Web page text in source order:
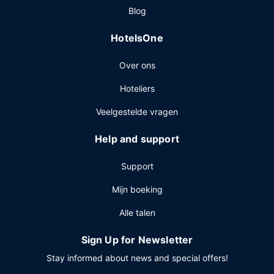
stomerij/wasserijservice en een 24-uurs receptie. Een
tegen betaling beschikbaar en ter plaatse heb je gratis
Blog
HotelsOne
Over ons
Hoteliers
Veelgestelde vragen
Help and support
Support
Mijn boeking
Alle talen
Sign Up for Newsletter
Stay informed about news and special offers!